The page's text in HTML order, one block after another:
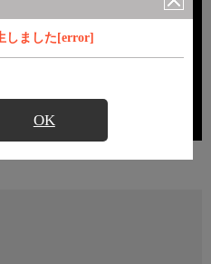
しました[error]
OK